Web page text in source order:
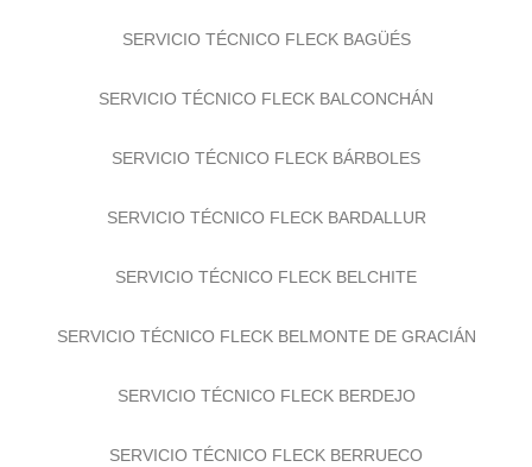
SERVICIO TÉCNICO FLECK BAGÜÉS
SERVICIO TÉCNICO FLECK BALCONCHÁN
SERVICIO TÉCNICO FLECK BÁRBOLES
SERVICIO TÉCNICO FLECK BARDALLUR
SERVICIO TÉCNICO FLECK BELCHITE
SERVICIO TÉCNICO FLECK BELMONTE DE GRACIÁN
SERVICIO TÉCNICO FLECK BERDEJO
SERVICIO TÉCNICO FLECK BERRUECO